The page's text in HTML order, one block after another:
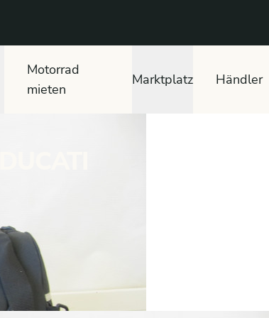
Motorrad
mieten
Marktplatz Händler